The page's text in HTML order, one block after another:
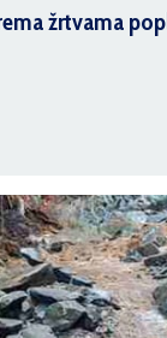
žrtvama